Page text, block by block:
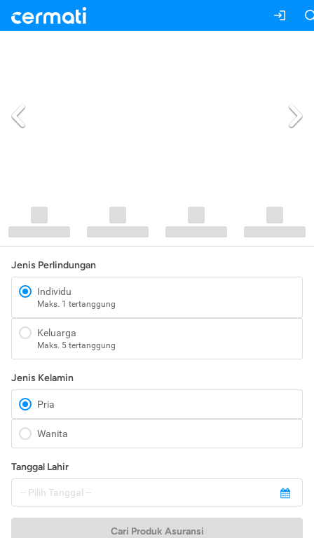
Jenis Perlindungan
Individu
Maks. 1 tertanggung
Keluarga
Maks. 5 tertanggung
Jenis Kelamin
Pria
Wanita
Tanggal Lahir
Cari Produk Asuransi